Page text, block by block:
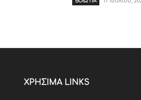
ΧΡΗΣΙΜΑ LINKS